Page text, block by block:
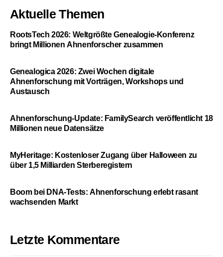
Aktuelle Themen
RootsTech 2026: Weltgrößte Genealogie-Konferenz
bringt Millionen Ahnenforscher zusammen
Genealogica 2026: Zwei Wochen digitale
Ahnenforschung mit Vorträgen, Workshops und
Austausch
Ahnenforschung-Update: FamilySearch veröffentlicht 18
Millionen neue Datensätze
MyHeritage: Kostenloser Zugang über Halloween zu
über 1,5 Milliarden Sterberegistern
Boom bei DNA-Tests: Ahnenforschung erlebt rasant
wachsenden Markt
Letzte Kommentare